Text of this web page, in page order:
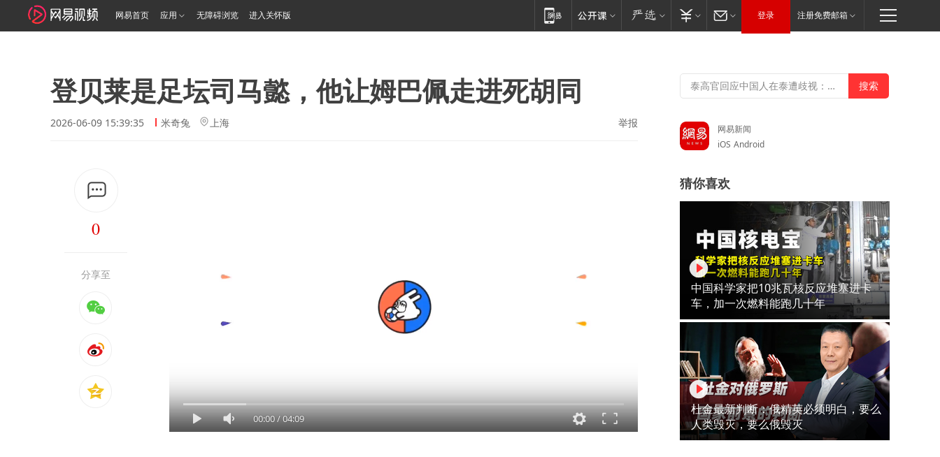
网易首页 应用 无障碍浏览 进入关怀版 登录 注册免费邮箱
登贝莱是足坛司马懿，他让姆巴佩走进死胡同
2026-06-09 15:39:35 米奇兔 上海 举报
0
分享至
00:00/04:09
网易新闻
iOS Android
猜你喜欢
中国科学家把10兆瓦核反应堆塞进卡
车，加一次燃料能跑几十年
杜金最新判断：俄精英必须明白，要么
人类毁灭，要么俄毁灭